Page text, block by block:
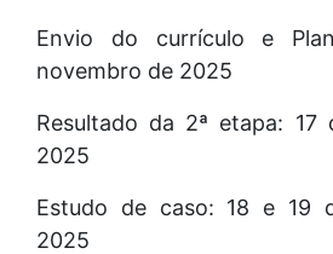
Envio do currículo e
novembro de 2025
Resultado da 2ª etapa: 17
2025
Estudo de caso: 18 e 19
2025